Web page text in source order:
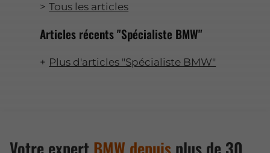
Tous les articles
Articles récents "Spécialiste BMW"
Plus d'articles "Spécialiste BMW"
Votre expert BMW depuis plus de 30